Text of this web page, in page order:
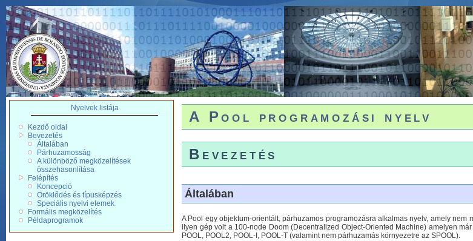
Nyelvek listája
Kezdő oldal
Bevezetés
Általában
Párhuzamosság
A különböző megközelítések
összehasonlítása
Felépítés
Koncepció
Öröklődés és típusképzés
Speciális nyelvi elemek
Formális megközelítés
Példaprogramok
A Pool programozási nyelv
Bevezetés
Általában
A Pool egy objektum-orientált, párhuzamos programozásra alkalmas nyelv, amely
ilyen gép volt a 100-node Doom (Decentralized Object-Oriented Machine) amelyen
POOL, POOL2, POOL-I, POOL-T (valamint nem párhuzamás környezetre az SPOOL).